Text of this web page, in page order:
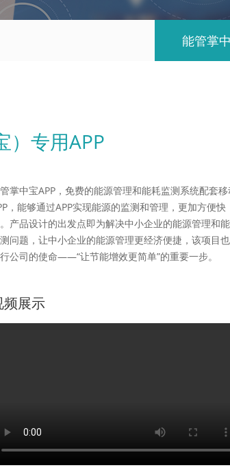
能管掌
）专用APP
掌中宝APP，免费的能源管理和能耗监测系统配套移
，能够通过APP实现能源的监测和管理，更加方便快
产品设计的出发点即为解决中小企业的能源管理和
问题，让中小企业的能源管理更经济便捷，该项目
公司的使命——“让节能增效更简单”的重要一步。
频展示